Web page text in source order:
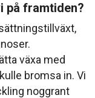
på framtiden?
växa med
bromsa in. Vi
noggrant